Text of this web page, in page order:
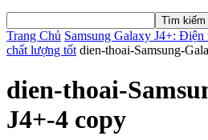
Trang Chủ Samsung Galaxy J4+:
chất lượng tốt dien-thoai-Samsung-
dien-thoai-
J4+-4 copy